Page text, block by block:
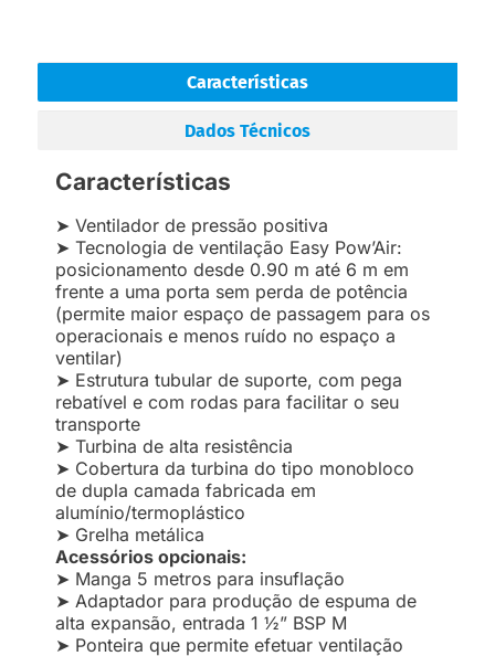
Características
Dados Técnicos
Características
➤ Ventilador de pressão positiva
➤ Tecnologia de ventilação Easy Pow’Air:
posicionamento desde 0.90 m até 6 m em
frente a uma porta sem perda de potência
(permite maior espaço de passagem para os
operacionais e menos ruído no espaço a
ventilar)
➤ Estrutura tubular de suporte, com pega
rebatível e com rodas para facilitar o seu
transporte
➤ Turbina de alta resistência
➤ Cobertura da turbina do tipo monobloco
de dupla camada fabricada em
alumínio/termoplástico
➤ Grelha metálica
Acessórios opcionais:
➤ Manga 5 metros para insuflação
➤ Adaptador para produção de espuma de
alta expansão, entrada 1 ½” BSP M
➤ Ponteira que permite efetuar ventilação